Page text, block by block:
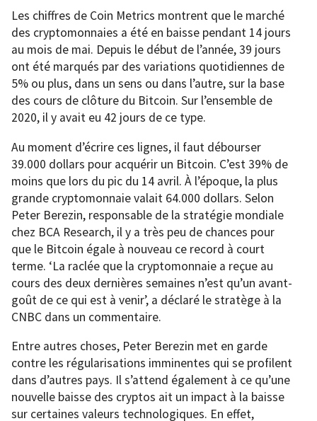
Les chiffres de Coin Metrics montrent que le marché
des cryptomonnaies a été en baisse pendant 14 jours
au mois de mai. Depuis le début de l’année, 39 jours
ont été marqués par des variations quotidiennes de
5% ou plus, dans un sens ou dans l’autre, sur la base
des cours de clôture du Bitcoin. Sur l’ensemble de
2020, il y avait eu 42 jours de ce type.
Au moment d’écrire ces lignes, il faut débourser
39.000 dollars pour acquérir un Bitcoin. C’est 39% de
moins que lors du pic du 14 avril. À l’époque, la plus
grande cryptomonnaie valait 64.000 dollars. Selon
Peter Berezin, responsable de la stratégie mondiale
chez BCA Research, il y a très peu de chances pour
que le Bitcoin égale à nouveau ce record à court
terme. ‘La raclée que la cryptomonnaie a reçue au
cours des deux dernières semaines n’est qu’un avant-
goût de ce qui est à venir’, a déclaré le stratège à la
CNBC dans un commentaire.
Entre autres choses, Peter Berezin met en garde
contre les régularisations imminentes qui se profilent
dans d’autres pays. Il s’attend également à ce qu’une
nouvelle baisse des cryptos ait un impact à la baisse
sur certaines valeurs technologiques. En effet,